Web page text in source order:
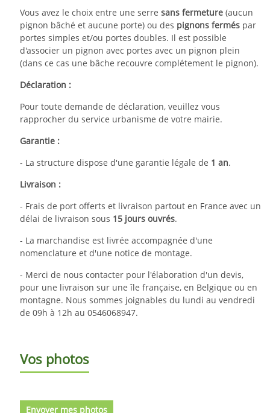
Vous avez le choix entre une serre sans fermeture (aucun
pignon bâché et aucune porte) ou des pignons fermés par
portes simples et/ou portes doubles. Il est possible
d'associer un pignon avec portes avec un pignon plein
(dans ce cas une bâche recouvre complétement le pignon).
Déclaration :
Pour toute demande de déclaration, veuillez vous
rapprocher du service urbanisme de votre mairie.
Garantie :
- La structure dispose d'une garantie légale de 1 an.
Livraison :
- Frais de port offerts et livraison partout en France avec un
délai de livraison sous 15 jours ouvrés.
- La marchandise est livrée accompagnée d'une
nomenclature et d'une notice de montage.
- Merci de nous contacter pour l'élaboration d'un devis,
pour une livraison sur une île française, en Belgique ou en
montagne. Nous sommes joignables du lundi au vendredi
de 09h à 12h au 0546068947.
Vos photos
Envoyer mes photos